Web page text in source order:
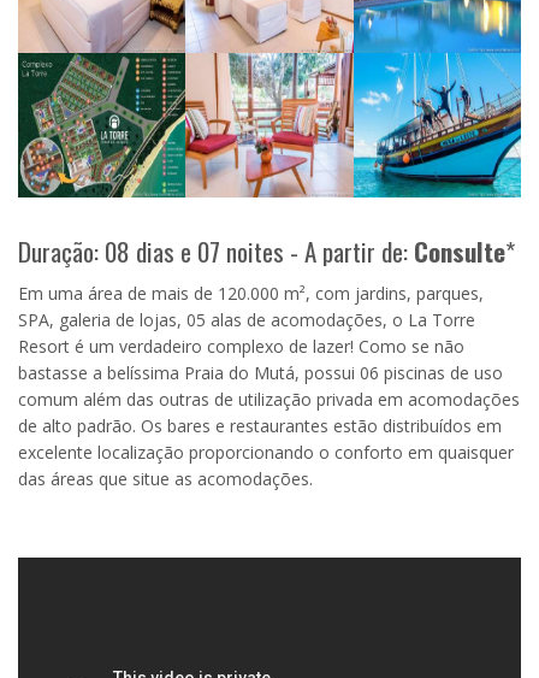
Duração: 08 dias e 07 noites - A partir de:Consulte*
Em uma área de mais de 120.000 m², com jardins, parques,
SPA, galeria de lojas, 05 alas de acomodações, o La Torre
Resort é um verdadeiro complexo de lazer! Como se não
bastasse a belíssima Praia do Mutá, possui 06 piscinas de uso
comum além das outras de utilização privada em acomodações
de alto padrão. Os bares e restaurantes estão distribuídos em
excelente localização proporcionando o conforto em quaisquer
das áreas que situe as acomodações.